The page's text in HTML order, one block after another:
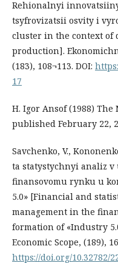
Rehionalnyi
tsyfrovizatsii osvity i
cluster in the context of
production].
(183), 108¬113. DOI:
17
H. Igor Ansof (1988) The
published February 22,
Savchenko, V.,
ta statystychnyi analiz
finansovomu rynku u
5.0» [Financial and
management in the
formation of «Industry
Economic Scope, (189),
https://doi.org/10.32782/